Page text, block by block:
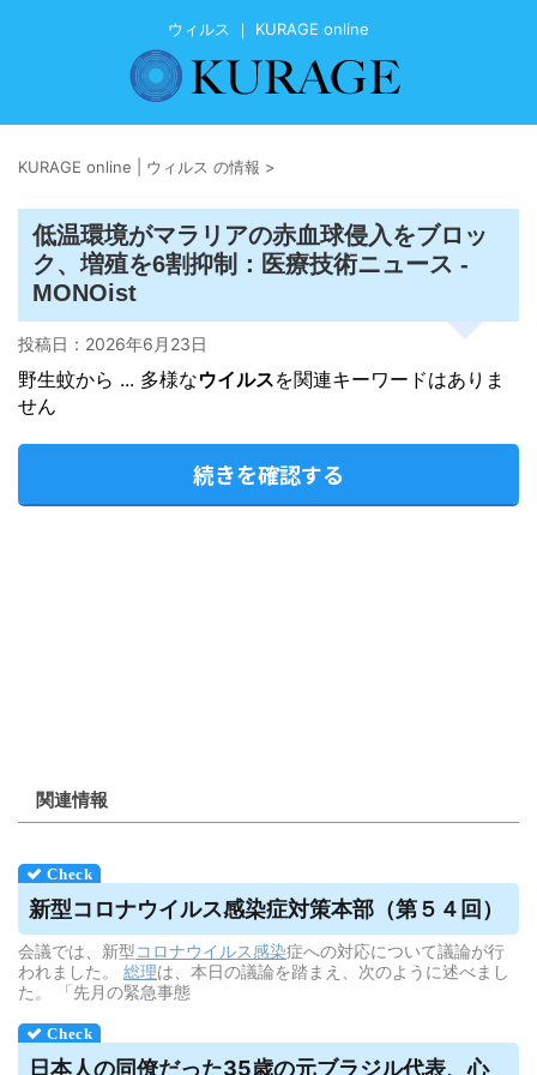
ウィルス ｜ KURAGE online
KURAGE online | ウィルス の情報 >
低温環境がマラリアの赤血球侵入をブロッ
ク、増殖を6割抑制：医療技術ニュース -
MONOist
投稿日： 2026年6月23日
野生蚊から ... 多様なウイルスを関連キーワードはありま
せん
続きを確認する
関連情報
新型コロナウイルス感染症対策本部（第５４回）
会議では、新型コロナウイルス感染症への対応について議論が行
われました。 総理は、本日の議論を踏まえ、次のように述べまし
た。 「先月の緊急事態
日本人の同僚だった35歳の元ブラジル代表、心